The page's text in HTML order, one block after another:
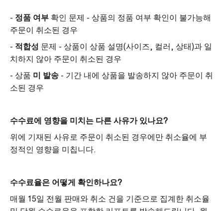
- 정품 여부 확인 문제 - 상품의 정품 여부 확인이 불가능해
주문이 취소된 경우
- 적합성 문제 - 상품이 상품 설명(사이즈, 컬러, 상태)과 일
치하지 않아 주문이 취소된 경우
- 상품 미 발송 - 기간 내에 상품을 발송하지 않아 주문이 취
소된 경우
수수료에 영향을 미치는 다른 사유가 있나요?
위에 기재된 사유로 주문이 취소된 경우에만 취소율에 부
정적인 영향을 미칩니다.
수수료율은 어떻게 확인하나요?
매월 15일 전월 판매와 취소 건을 기준으로 집계한 취소율